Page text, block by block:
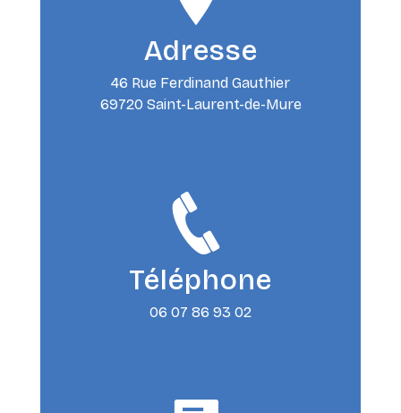
Adresse
46 Rue Ferdinand Gauthier
69720 Saint-Laurent-de-Mure
Téléphone
06 07 86 93 02